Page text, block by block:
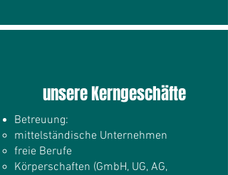
unsere Kerngeschäfte
Betreuung:
mittelständische Unternehmen
freie Berufe
Körperschaften (GmbH, UG, AG,